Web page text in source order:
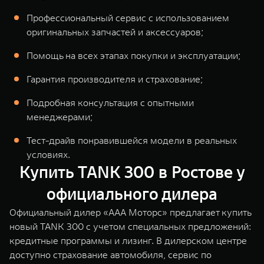
месяца) до сдачи автомобиля в трейд-ин. В качестве документов,
подтверждающих срок владения сдаваемого в трейд-ин автомобиля,
собственнику необходимо предоставить копию ПТС или СТС или
уточняйте у официальных дилеров TANK или на сайте
Предложение ограничено, не является офертой и действует с 01.07.2026
Профессиональный сервис с использованием
оригинальных запчастей и аксессуаров;
Помощь на всех этапах покупки и эксплуатации;
Гарантия производителя и страхование;
Подробная консультация с опытными
менеджерами;
Тест-драйв понравившейся модели в реальных
условиях.
Купить TANK 300 в Ростове у
официального дилера
Официальный дилер «ААА Моторс» предлагает купить
новый TANK 300 с учетом специальных предложений:
кредитные программы и лизинг. В дилерском центре
доступно страхование автомобиля сервис по